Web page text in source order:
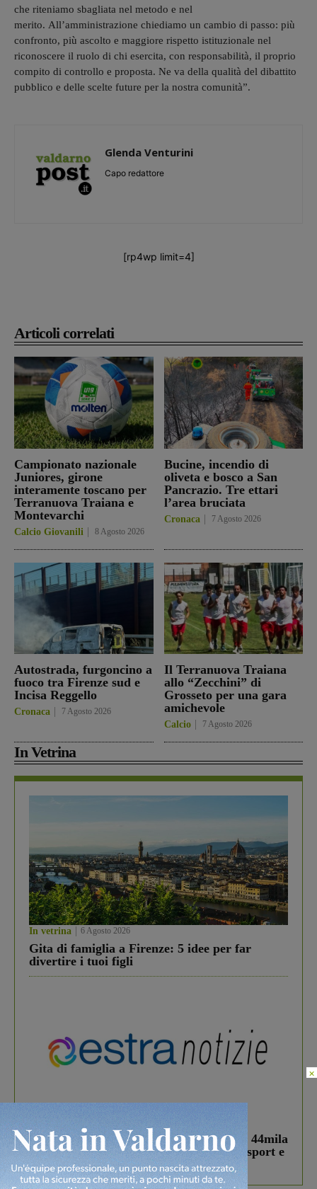
Articoli correlati
Campionato nazionale
Juniores, girone
interamente toscano per
Terranuova Traiana e
Montevarchi
Calcio Giovanili 8 Agosto 2026
Bucine, incendio di
oliveta e bosco a San
Pancrazio. Tre ettari
l’area bruciata
Cronaca 7 Agosto 2026
Autostrada, furgoncino a
fuoco tra Firenze sud e
Incisa Reggello
Cronaca 7 Agosto 2026
Il Terranuova Traiana
allo “Zecchini” di
Grosseto per una gara
amichevole
Calcio 7 Agosto 2026
In Vetrina
In vetrina 6 Agosto 2026
Gita di famiglia a Firenze: 5 idee per far
divertire i tuoi figli
In vetrina
Estra Notizie agosto: Smart Cities, oltre 44mila
studenti coinvolti, torna il bando per lo sport e
debutta il podcast Estrair
che riteniamo sbagliata nel metodo e nel
merito. All’amministrazione chiediamo un cambio di passo: più
confronto, più ascolto e maggiore rispetto istituzionale nel
riconoscere il ruolo di chi esercita, con responsabilità, il proprio
compito di controllo e proposta. Ne va della qualità del dibattito
pubblico e delle scelte future per la nostra comunità”.
Glenda Venturini
Capo redattore
[rp4wp limit=4]
×